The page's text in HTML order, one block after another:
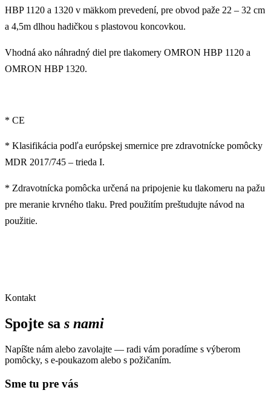
HBP 1120 a 1320 v mäkkom prevedení, pre obvod paže 22 – 32 cm
a 4,5m dlhou hadičkou s plastovou koncovkou.
Vhodná ako náhradný diel pre tlakomery OMRON HBP 1120 a
OMRON HBP 1320.
* CE
* Klasifikácia podľa európskej smernice pre zdravotnícke pomôcky
MDR 2017/745 – trieda I.
* Zdravotnícka pomôcka určená na pripojenie ku tlakomeru na pažu
pre meranie krvného tlaku. Pred použitím preštudujte návod na
použitie.
Kontakt
Spojte sa s nami
Napíšte nám alebo zavolajte — radi vám poradíme s výberom
pomôcky, s e-poukazom alebo s požičaním.
Sme tu pre vás